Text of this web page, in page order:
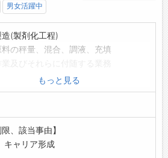
す。
輩方も皆さん親切で優しく、知識や
富なので、尊敬しています。
も『この人についていきたい！』と
男女活躍中
(製剤化工程)
の秤量、混合、調液、充填
グループに分かれて、原料の重さを量
混ぜ合
械に原料を入れて加工する作業
操作や調整、使用後の洗浄、製造過
など
改革関連認定企業」
もっと見る
限、該当事由】
キャリア形成